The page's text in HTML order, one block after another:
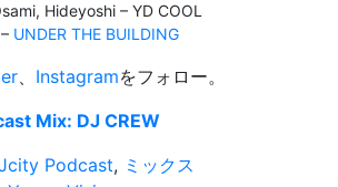
Hideyoshi – YD COOL
UNDER THE BUILDING
、 Instagramをフォロー。
Mix: DJ CREW
Podcast, ミックス